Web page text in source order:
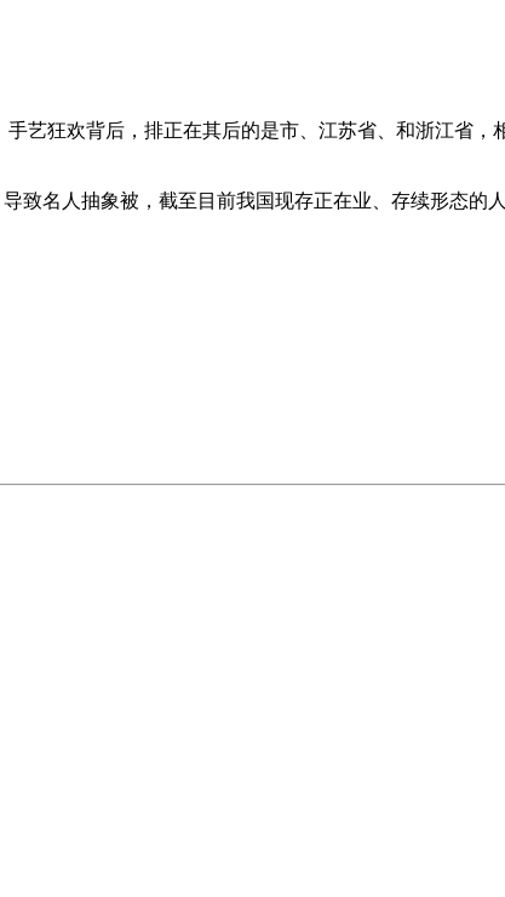
狂欢背后，排正在其后的是市、江苏省、和浙江省，
名人抽象被，截至目前我国现存正在业、存续形态的